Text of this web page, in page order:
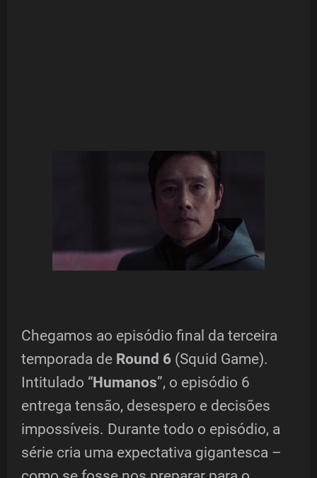
Chegamos ao episódio final da terceira
temporada de Round 6 (Squid Game).
Intitulado “Humanos”, o episódio 6
entrega tensão, desespero e decisões
impossíveis. Durante todo o episódio, a
série cria uma expectativa gigantesca –